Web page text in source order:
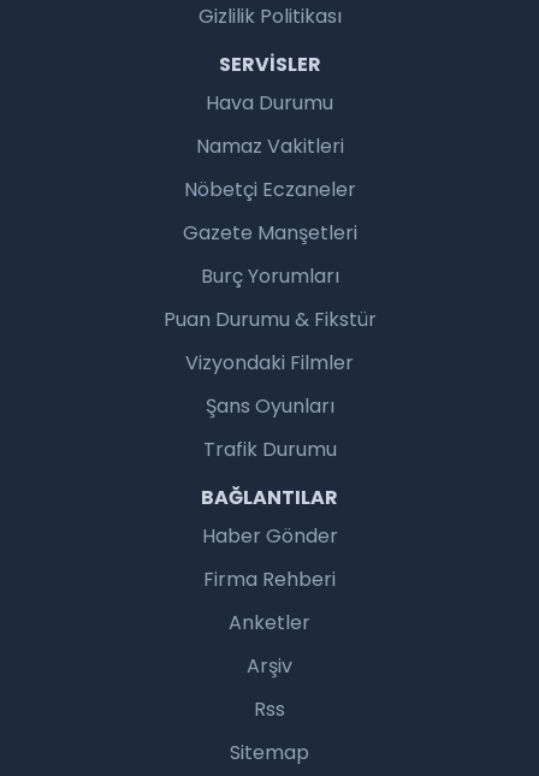
Gizlilik Politikası
SERVISLER
Hava Durumu
Namaz Vakitleri
Nöbetçi Eczaneler
Gazete Manşetleri
Burç Yorumları
Puan Durumu & Fikstür
Vizyondaki Filmler
Şans Oyunları
Trafik Durumu
BAĞLANTILAR
Haber Gönder
Firma Rehberi
Anketler
Arşiv
Rss
Sitemap